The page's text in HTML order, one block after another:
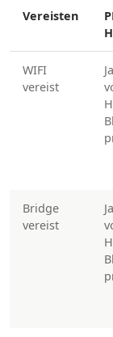
Vereisten
WIFI
vereist
Bridge
vereist